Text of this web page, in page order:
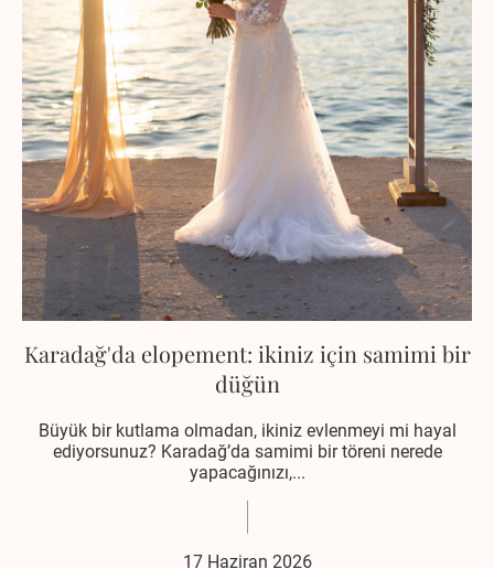
Karadağ'da elopement: ikiniz için samimi bir
düğün
Büyük bir kutlama olmadan, ikiniz evlenmeyi mi hayal
ediyorsunuz? Karadağ’da samimi bir töreni nerede
yapacağınızı,...
17 Haziran 2026